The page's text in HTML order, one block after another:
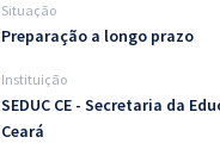
Situação
Preparação a longo prazo
Instituição
SEDUC CE - Secretaria da
Ceará